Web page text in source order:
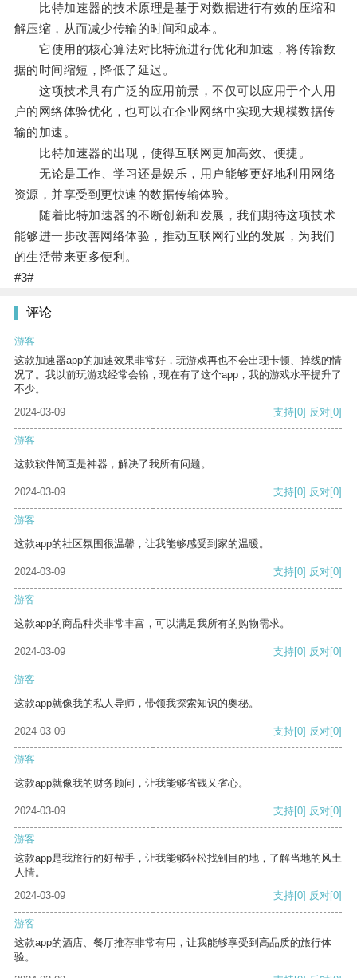
比特加速器的技术原理是基于对数据进行有效的压缩和
解压缩，从而减少传输的时间和成本。
它使用的核心算法对比特流进行优化和加速，将传输数
据的时间缩短，降低了延迟。
这项技术具有广泛的应用前景，不仅可以应用于个人用
户的网络体验优化，也可以在企业网络中实现大规模数据传
输的加速。
比特加速器的出现，使得互联网更加高效、便捷。
无论是工作、学习还是娱乐，用户能够更好地利用网络
资源，并享受到更快速的数据传输体验。
随着比特加速器的不断创新和发展，我们期待这项技术
能够进一步改善网络体验，推动互联网行业的发展，为我们
的生活带来更多便利。
#3#
评论
游客
这款加速器app的加速效果非常好，玩游戏再也不会出现卡顿、掉线的情
况了。我以前玩游戏经常会输，现在有了这个app，我的游戏水平提升了
不少。
2024-03-09
支持[0] 反对[0]
游客
这款软件简直是神器，解决了我所有问题。
2024-03-09 支持[0] 反对[0]
游客
这款app的社区氛围很温馨，让我能够感受到家的温暖。
2024-03-09 支持[0] 反对[0]
游客
这款app的商品种类非常丰富，可以满足我所有的购物需求。
2024-03-09 支持[0] 反对[0]
游客
这款app就像我的私人导师，带领我探索知识的奥秘。
2024-03-09 支持[0] 反对[0]
游客
这款app就像我的财务顾问，让我能够省钱又省心。
2024-03-09 支持[0] 反对[0]
游客
这款app是我旅行的好帮手，让我能够轻松找到目的地，了解当地的风土
人情。
2024-03-09
支持[0] 反对[0]
游客
这款app的酒店、餐厅推荐非常有用，让我能够享受到高品质的旅行体
验。